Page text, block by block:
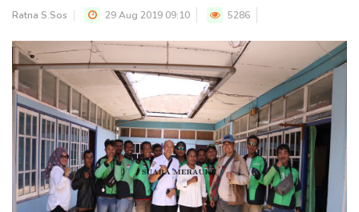
Ratna S.Sos 29 Aug 2019 09:10 5286